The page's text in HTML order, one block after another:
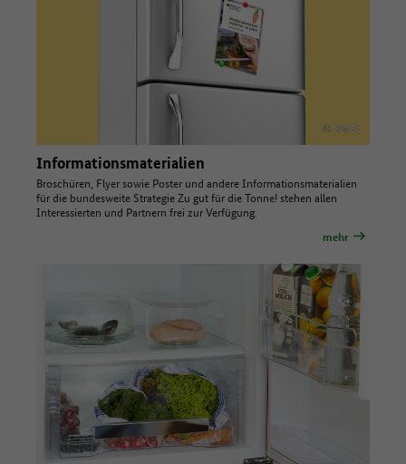
© BMEL
Informationsmaterialien
Broschüren, Flyer sowie Poster und andere Informationsmaterialien
für die bundesweite Strategie Zu gut für die Tonne! stehen allen
Interessierten und Partnern frei zur Verfügung.
mehr